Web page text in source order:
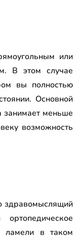
или
В этом случае
вы полностью
Основной
занимает меньше
возможность
здравомыслящий
ламели в таком